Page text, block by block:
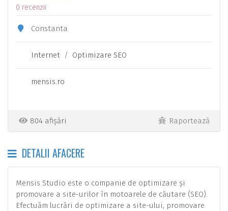
0 recenzii
Constanta
Internet/ Optimizare SEO
mensis.ro
804 afișări Raportează
DETALII AFACERE
Mensis Studio este o companie de optimizare și
promovare a site-urilor în motoarele de căutare (SEO).
Efectuăm lucrări de optimizare a site-ului, promovare